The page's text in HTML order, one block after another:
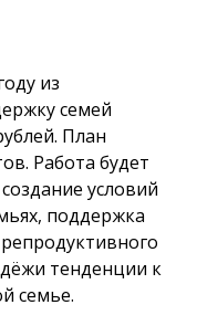
из
семей
План
Работа будет
условий
поддержка
тенденции к
семье.